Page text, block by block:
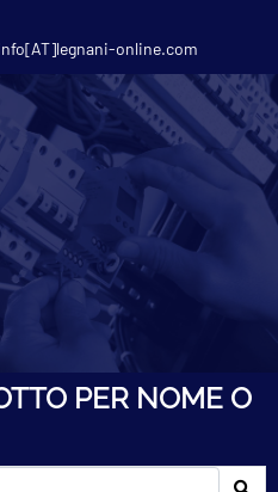
online.com
PER NOME O